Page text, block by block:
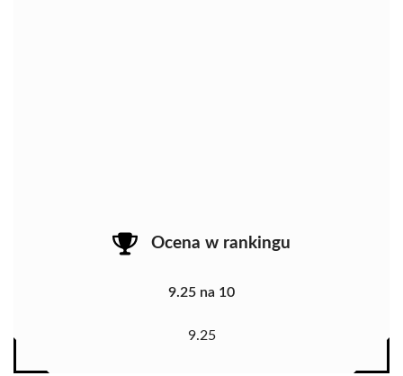
Ocena w rankingu
9.25 na 10
9.25